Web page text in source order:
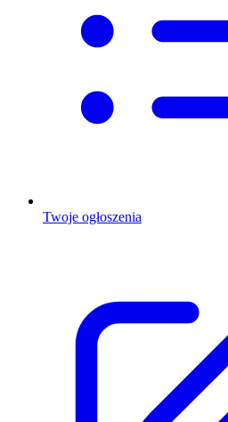
Twoje ogłoszenia